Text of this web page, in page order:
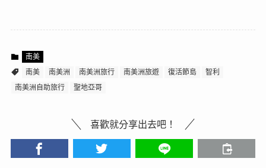
南美
南美
南美洲 南美洲旅行 南美洲旅遊 復活節島
智利
南美洲自助旅行
聖地亞哥
喜歡就分享出去吧！